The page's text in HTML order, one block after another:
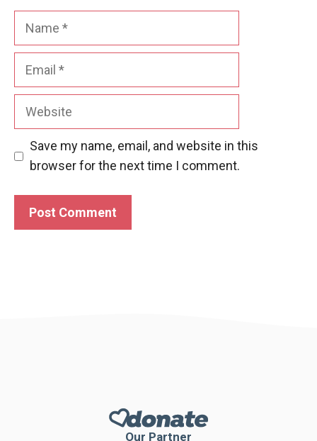
Website
Save my name, email, and website in this
browser for the next time I comment.
Our Partner